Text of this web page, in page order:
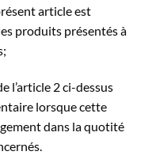
article est
produits présentés à
l’article 2 ci-dessus
lorsque cette
dans la quotité